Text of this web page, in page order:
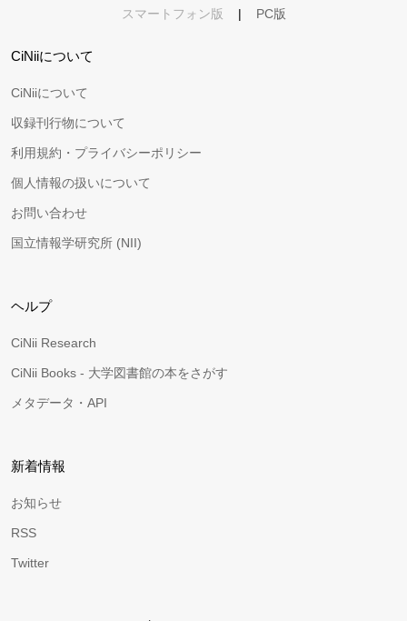
スマートフォン版 | PC版
CiNiiについて
CiNiiについて
収録刊行物について
利用規約・プライバシーポリシー
個人情報の扱いについて
お問い合わせ
国立情報学研究所 (NII)
ヘルプ
CiNii Research
CiNii Books - 大学図書館の本をさがす
メタデータ・API
新着情報
お知らせ
RSS
Twitter